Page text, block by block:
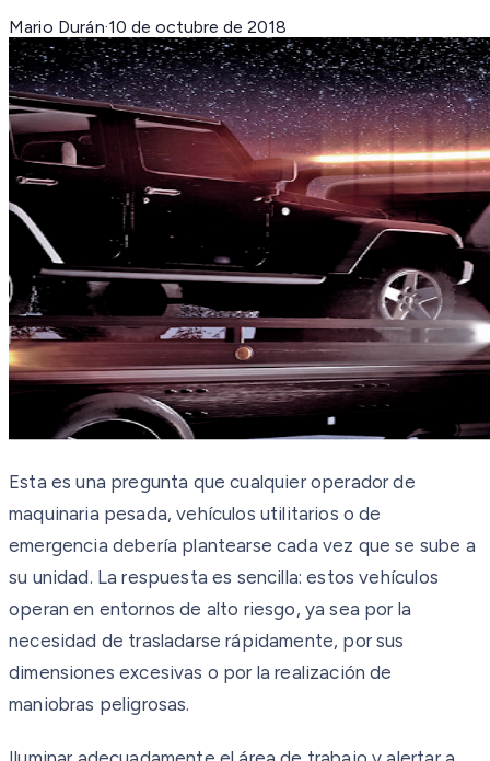
Mario Durán·10 de octubre de 2018
Esta es una pregunta que cualquier operador de
maquinaria pesada, vehículos utilitarios o de
emergencia debería plantearse cada vez que se sube a
su unidad. La respuesta es sencilla: estos vehículos
operan en entornos de alto riesgo, ya sea por la
necesidad de trasladarse rápidamente, por sus
dimensiones excesivas o por la realización de
maniobras peligrosas.